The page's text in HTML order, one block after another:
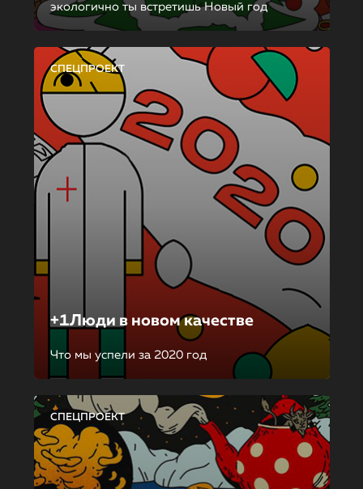
экологично ты встретишь Новый год
СПЕЦПРОЕКТ
+1Люди в новом качестве
Что мы успели за 2020 год
СПЕЦПРОЕКТ